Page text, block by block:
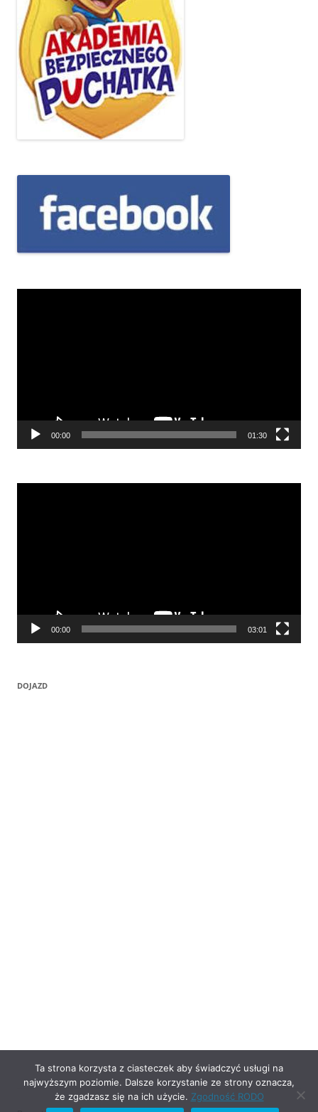
Odtwarzacz
00:00 01:30
Odtwarzacz
00:00 03:01
DOJAZD
Ta strona korzysta z ciasteczek aby świadczyć usługi na
najwyższym poziomie. Dalsze korzystanie ze strony oznacza,
że zgadzasz się na ich użycie. Zgodność RODO